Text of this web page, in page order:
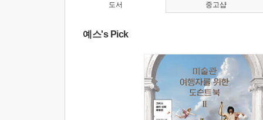
도서
예스's Pick
중고샵